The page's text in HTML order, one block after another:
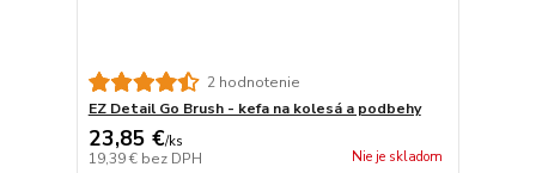
2 hodnotenie
EZ Detail Go Brush - kefa na kolesá a podbehy
23,85 €/ks
19,39 € bez DPH Nie je skladom